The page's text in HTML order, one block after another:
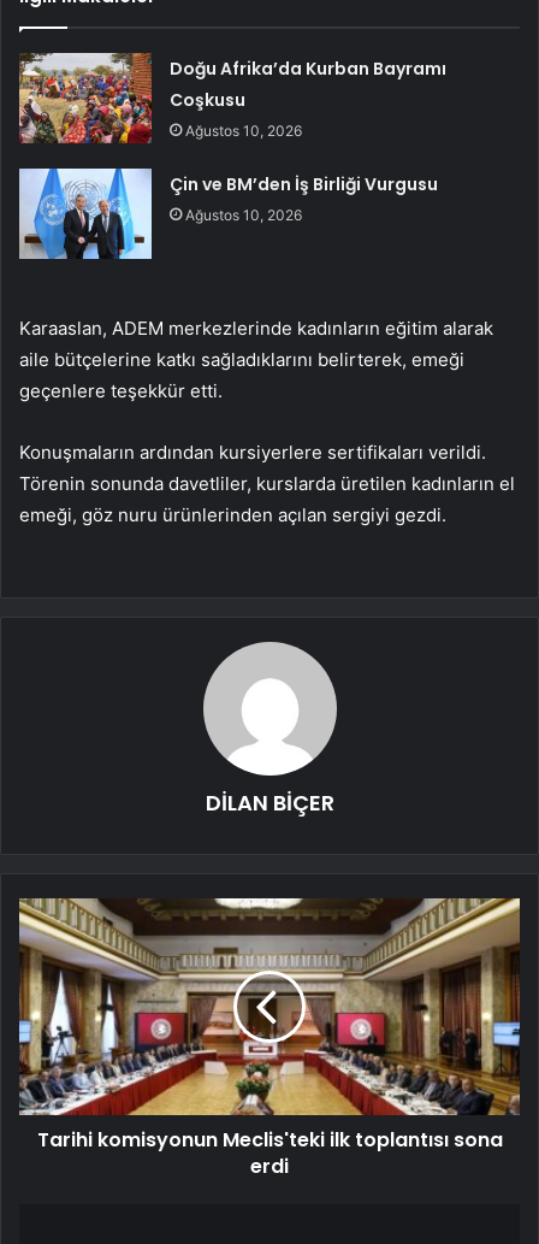
Doğu Afrika’da Kurban Bayramı
Coşkusu
Ağustos 10, 2026
Çin ve BM’den İş Birliği Vurgusu
Ağustos 10, 2026
Karaaslan, ADEM merkezlerinde kadınların eğitim alarak
aile bütçelerine katkı sağladıklarını belirterek, emeği
geçenlere teşekkür etti.
Konuşmaların ardından kursiyerlere sertifikaları verildi.
Törenin sonunda davetliler, kurslarda üretilen kadınların el
emeği, göz nuru ürünlerinden açılan sergiyi gezdi.
DİLAN BİÇER
Tarihi komisyonun Meclis'teki ilk toplantısı sona
erdi